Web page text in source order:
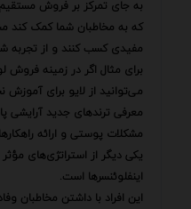
به جای تمرکز بر فروش
که به مخاطبان شما کمک کند
مفیدی کسب کنند و از تجربه
برای مثال اگر در زمینه فروش
می‌توانید از لایو برای
معرفی ترندهای جدید آرایشی
مشکلات پوستی و ارائه
یکی دیگر از استراتژی‌های
اینفلوئنسرها است.
این افراد با داشتن مخاطبان